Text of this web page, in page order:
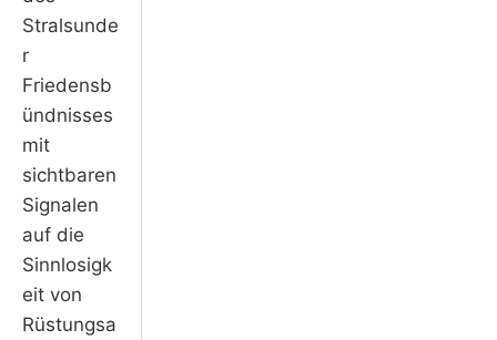
Stralsunde
r
Friedensb
ündnisses
mit
sichtbaren
Signalen
auf die
Sinnlosigk
eit von
Rüstungsa